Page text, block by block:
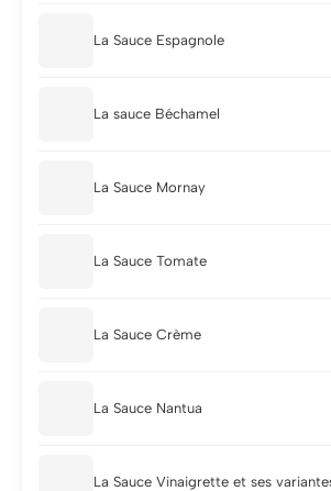
La Sauce Espagnole
La sauce Béchamel
La Sauce Mornay
La Sauce Tomate
La Sauce Crème
La Sauce Nantua
La Sauce Vinaigrette et ses